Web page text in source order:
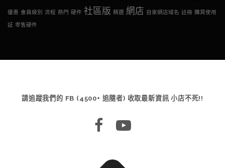
優惠 會員級別 流程 熱門 硬件 社區版 精選 網店 自家網店域名 註冊 購買使用
証 零售硬件
請追蹤我們的 FB (4500+ 追隨者) 收取最新資訊 小店不死!!